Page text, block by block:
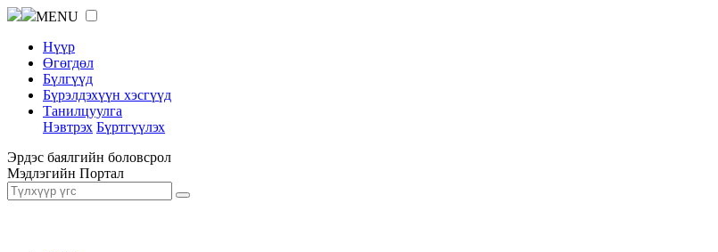
MENU
Нүүр
Өгөгдөл
Бүлгүүд
Бүрэлдэхүүн хэсгүүд
Танилцуулга
Нэвтрэх Бүртгүүлэх
Эрдэс баялгийн боловсрол
Мэдлэгийн Портал